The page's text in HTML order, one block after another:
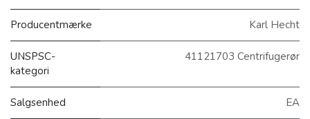
Producentmærke Karl Hecht
UNSPSC-
kategori
41121703 Centrifugerør
Salgsenhed EA